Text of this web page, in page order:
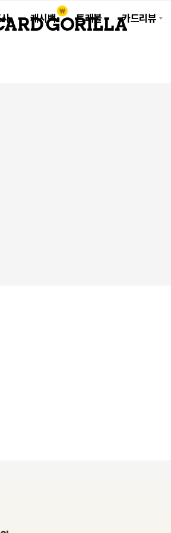
캐시백 트래블 카드리뷰